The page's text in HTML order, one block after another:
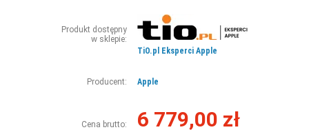
Produkt dostępny
w sklepie:
TiO.pl Eksperci Apple
Producent: Apple
Cena brutto: 6 779,00 zł